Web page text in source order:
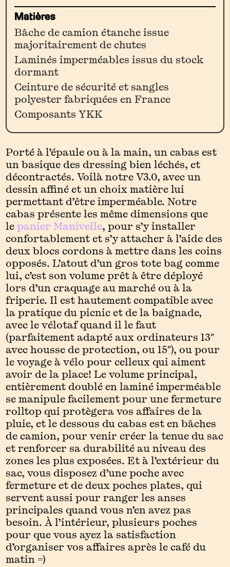
Matières
Bâche de camion étanche issue
majoritairement de chutes
Laminés imperméables issus du stock
dormant
Ceinture de sécurité et sangles
polyester fabriquées en France
Composants YKK
Porté à l’épaule ou à la main, un cabas est
un basique des dressing bien léchés, et
décontractés. Voilà notre V3.0, avec un
dessin affiné et un choix matière lui
permettant d’être imperméable. Notre
cabas présente les même dimensions que
lepanier Manivelle, pour s’y installer
confortablement et s’y attacher à l’aide des
deux blocs cordons à mettre dans les coins
opposés. L’atout d’un gros tote bag comme
lui, c’est son volume prêt à être déployé
lors d’un craquage au marché ou à la
friperie. Il est hautement compatible avec
la pratique du picnic et de la baignade,
avec le vélotaf quand il le faut
(parfaitement adapté aux ordinateurs 13″
avec housse de protection, ou 15″), ou pour
le voyage à vélo pour celleux qui aiment
avoir de la place! Le volume principal,
entièrement doublé en laminé imperméable
se manipule facilement pour une fermeture
rolltop qui protègera vos affaires de la
pluie, et le dessous du cabas est en bâches
de camion, pour venir créer la tenue du sac
et renforcer sa durabilité au niveau des
zones les plus exposées. Et à l’extérieur du
sac, vous disposez d’une poche avec
fermeture et de deux poches plates, qui
servent aussi pour ranger les anses
principales quand vous n’en avez pas
besoin. À l’intérieur, plusieurs poches
pour que vous ayez la satisfaction
d’organiser vos affaires après le café du
matin =)